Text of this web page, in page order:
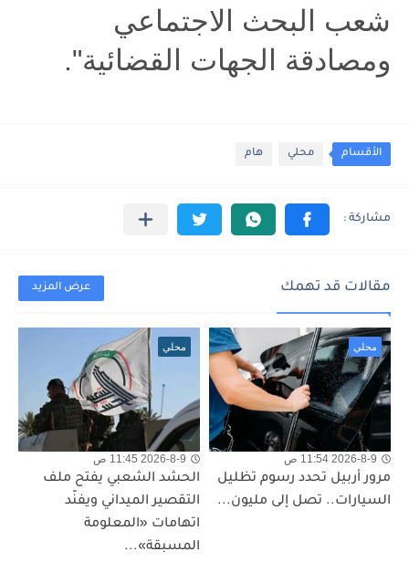
شعب البحث الاجتماعي
ومصادقة الجهات القضائية".
الأقسام محلي هام
مقالات قد تهمك عرض المزيد
محلي
2026-8-9 11:54 ص
مرور أربيل تحدد رسوم تظليل
السيارات.. تصل إلى مليون...
محلي
2026-8-9 11:45 ص
الحشد الشعبي يفتح ملف
التقصير الميداني ويفنّد
اتهامات «المعلومة
المسبقة»...